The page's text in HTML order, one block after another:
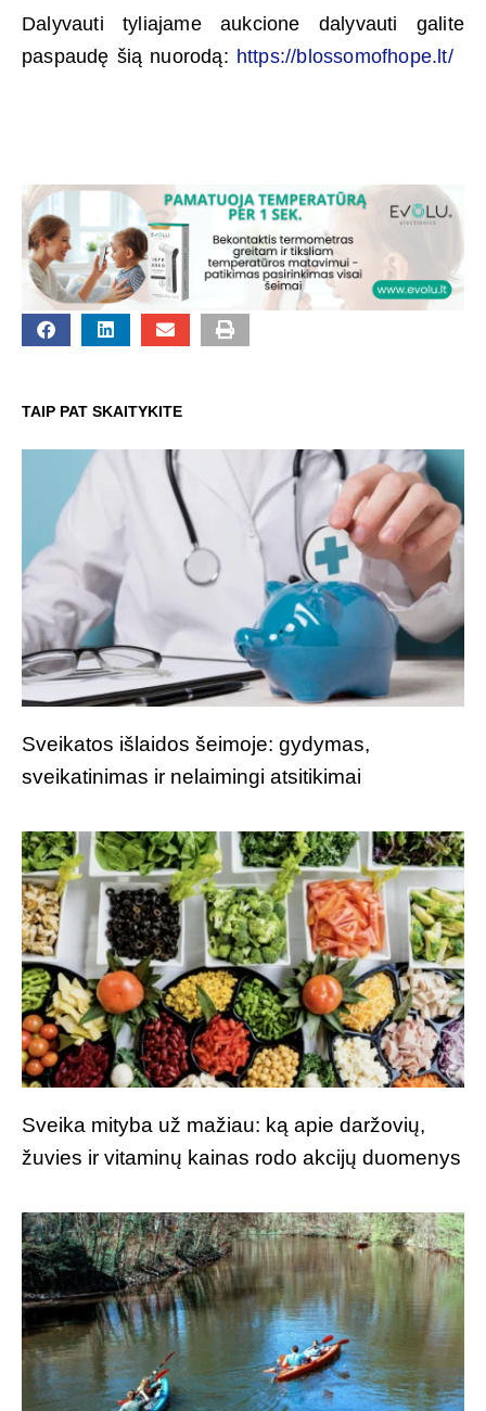
Dalyvauti tyliajame aukcione dalyvauti galite
paspaudę šią nuorodą: https://blossomofhope.lt/
TAIP PAT SKAITYKITE
Sveikatos išlaidos šeimoje: gydymas,
sveikatinimas ir nelaimingi atsitikimai
Sveika mityba už mažiau: ką apie daržovių,
žuvies ir vitaminų kainas rodo akcijų duomenys